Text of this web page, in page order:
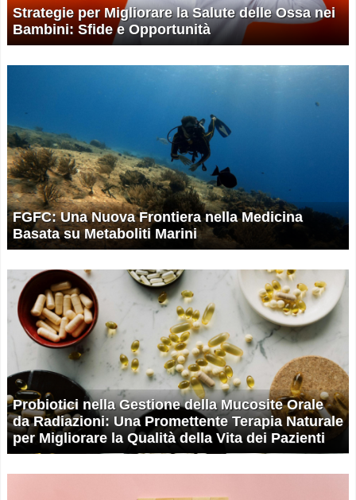
Strategie per Migliorare la Salute delle Ossa nei
Bambini: Sfide e Opportunità
FGFC: Una Nuova Frontiera nella Medicina
Basata su Metaboliti Marini
Probiotici nella Gestione della Mucosite Orale
da Radiazioni: Una Promettente Terapia Naturale
per Migliorare la Qualità della Vita dei Pazienti